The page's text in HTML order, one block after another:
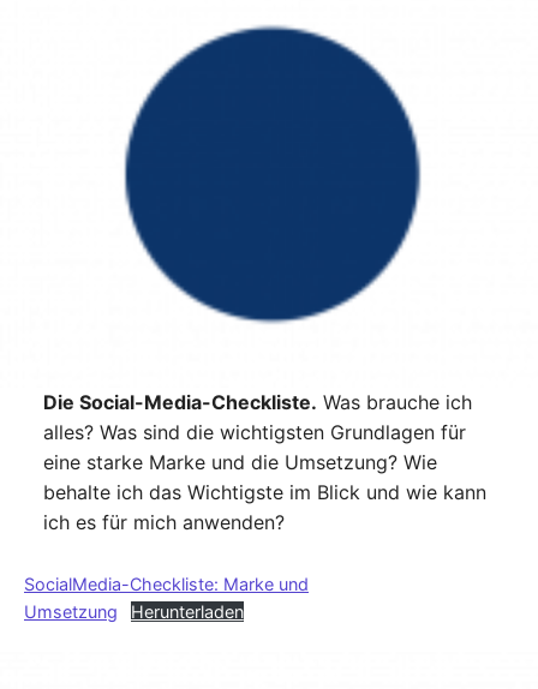
Die Social-Media-Checkliste. Was brauche ich
alles? Was sind die wichtigsten Grundlagen für
eine starke Marke und die Umsetzung? Wie
behalte ich das Wichtigste im Blick und wie kann
ich es für mich anwenden?
SocialMedia-Checkliste: Marke und
Umsetzung
Herunterladen